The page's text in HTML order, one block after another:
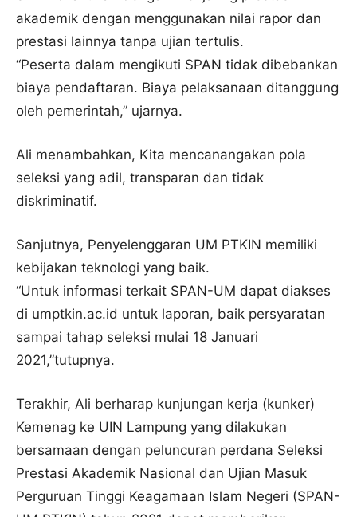
akademik dengan menggunakan nilai rapor dan
prestasi lainnya tanpa ujian tertulis.
“Peserta dalam mengikuti SPAN tidak dibebankan
biaya pendaftaran. Biaya pelaksanaan ditanggung
oleh pemerintah,” ujarnya.
Ali menambahkan, Kita mencanangakan pola
seleksi yang adil, transparan dan tidak
diskriminatif.
Sanjutnya, Penyelenggaran UM PTKIN memiliki
kebijakan teknologi yang baik.
“Untuk informasi terkait SPAN-UM dapat diakses
di umptkin.ac.id untuk laporan, baik persyaratan
sampai tahap seleksi mulai 18 Januari
2021,”tutupnya.
Terakhir, Ali berharap kunjungan kerja (kunker)
Kemenag ke UIN Lampung yang dilakukan
bersamaan dengan peluncuran perdana Seleksi
Prestasi Akademik Nasional dan Ujian Masuk
Perguruan Tinggi Keagamaan Islam Negeri (SPAN-